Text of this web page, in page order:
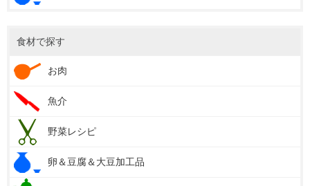
食材で探す
お肉
魚介
野菜レシピ
卵＆豆腐＆大豆加工品